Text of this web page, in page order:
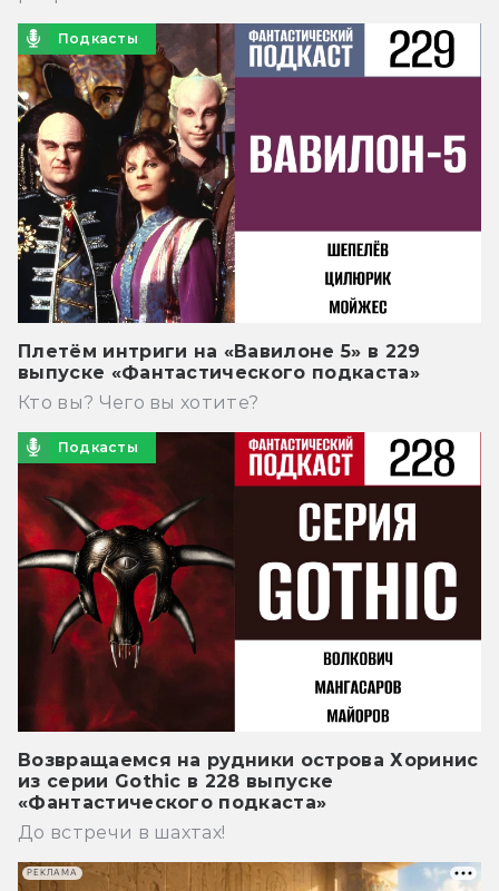
Подкасты
Плетём интриги на «Вавилоне 5» в 229
выпуске «Фантастического подкаста»
Кто вы? Чего вы хотите?
Подкасты
Возвращаемся на рудники острова Хоринис
из серии Gothic в 228 выпуске
«Фантастического подкаста»
До встречи в шахтах!
РЕКЛАМА